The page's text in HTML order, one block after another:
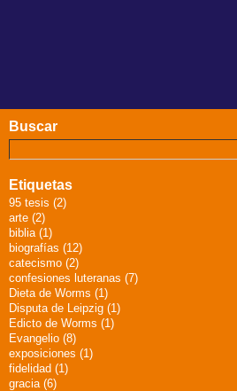
Buscar
Etiquetas
95 tesis (2)
arte (2)
biblia (1)
biografías (12)
catecismo (2)
confesiones luteranas (7)
Dieta de Worms (1)
Disputa de Leipzig (1)
Edicto de Worms (1)
Evangelio (8)
exposiciones (1)
fidelidad (1)
gracia (6)